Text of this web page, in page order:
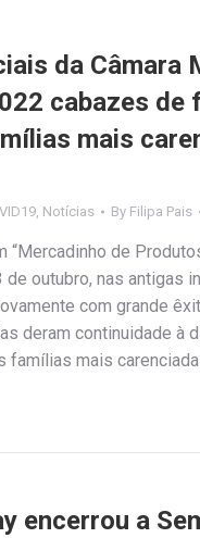
da Câmara
cabazes de
mais
Notícias By Filipa Pais
“Mercadinho de
outubro, nas antigas
com grande
deram continuidade à
famílias mais
encerrou a